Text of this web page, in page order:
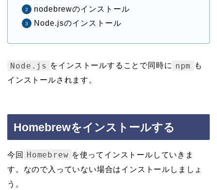
nodebrewのインストール
Node.jsのインストール
Node.js をインストールすることで同時に npm
も
インストールされます。
Homebrewをインストールする
今回 Homebrew を使ってインストールしていきま
す。なので入っていない場合はインストールしましょ
う。